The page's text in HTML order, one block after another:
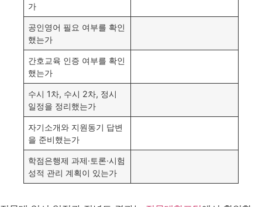
가
공인영어 필요 여부를 확인
했는가
간호교육 인증 여부를 확인
했는가
수시 1차, 수시 2차, 정시
일정을 정리했는가
자기소개와 지원동기 답변
을 준비했는가
학점은행제 과제·토론·시험
성적 관리 계획이 있는가